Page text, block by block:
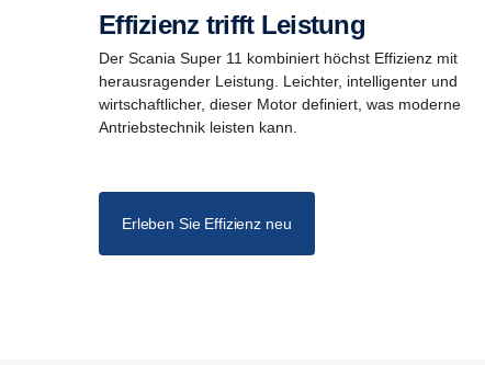
Effizienz trifft Leistung
Der Scania Super 11 kombiniert höchst Effizienz mit
herausragender Leistung. Leichter, intelligenter und
wirtschaftlicher, dieser Motor definiert, was moderne
Antriebstechnik leisten kann.
Erleben Sie Effizienz neu